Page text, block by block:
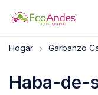
Hogar Garbanzo
Haba-de-